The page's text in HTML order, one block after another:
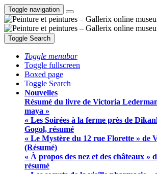
Toggle navigation
Toggle Search
Toggle menubar
Toggle fullscreen
Boxed page
Toggle Search
Nouvelles
Résumé du livre de Victoria
maya »
« Les Soirées à la ferme près de
Gogol, résumé
« Le Mystère du 12 rue Florette » de
(Résumé)
« À propos des nez et des châteaux
résumé